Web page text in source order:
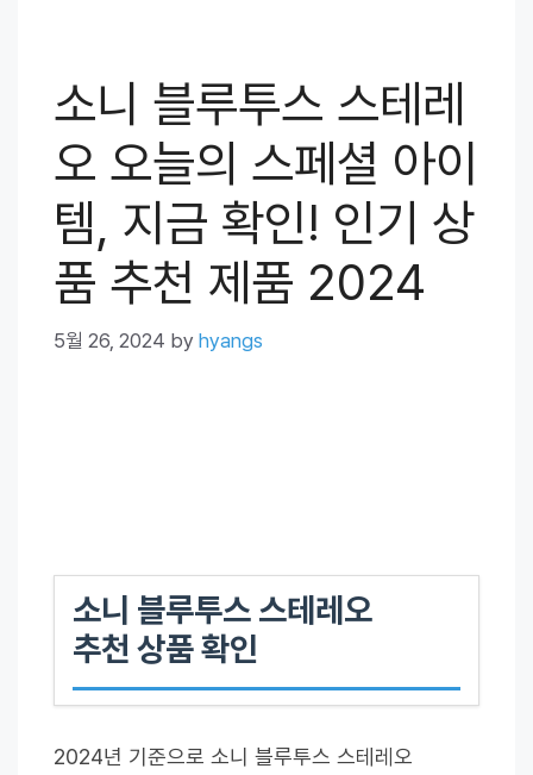
소니 블루투스 스테레
오 오늘의 스페셜 아이
템, 지금 확인! 인기 상
품 추천 제품 2024
5월 26, 2024 by hyangs
소니 블루투스 스테레오
추천 상품 확인
2024년 기준으로 소니 블루투스 스테레오